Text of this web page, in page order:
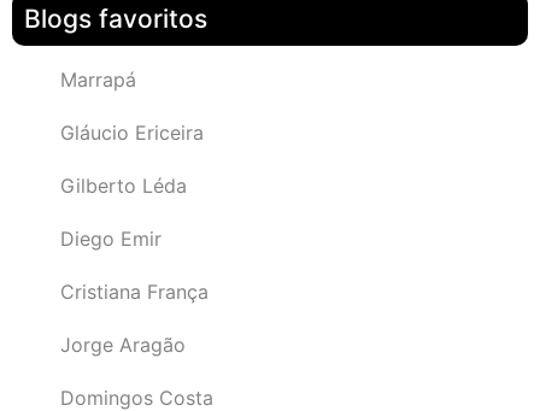
Blogs favoritos
Marrapá
Gláucio Ericeira
Gilberto Léda
Diego Emir
Cristiana França
Jorge Aragão
Domingos Costa